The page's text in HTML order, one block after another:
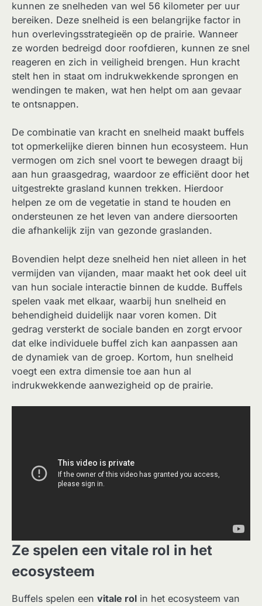
kunnen ze snelheden van wel 56 kilometer per uur
bereiken. Deze snelheid is een belangrijke factor in
hun overlevingsstrategieën op de prairie. Wanneer
ze worden bedreigd door roofdieren, kunnen ze snel
reageren en zich in veiligheid brengen. Hun kracht
stelt hen in staat om indrukwekkende sprongen en
wendingen te maken, wat hen helpt om aan gevaar
te ontsnappen.
De combinatie van kracht en snelheid maakt buffels
tot opmerkelijke dieren binnen hun ecosysteem. Hun
vermogen om zich snel voort te bewegen draagt bij
aan hun graasgedrag, waardoor ze efficiënt door het
uitgestrekte grasland kunnen trekken. Hierdoor
helpen ze om de vegetatie in stand te houden en
ondersteunen ze het leven van andere diersoorten
die afhankelijk zijn van gezonde graslanden.
Bovendien helpt deze snelheid hen niet alleen in het
vermijden van vijanden, maar maakt het ook deel uit
van hun sociale interactie binnen de kudde. Buffels
spelen vaak met elkaar, waarbij hun snelheid en
behendigheid duidelijk naar voren komen. Dit
gedrag versterkt de sociale banden en zorgt ervoor
dat elke individuele buffel zich kan aanpassen aan
de dynamiek van de groep. Kortom, hun snelheid
voegt een extra dimensie toe aan hun al
indrukwekkende aanwezigheid op de prairie.
Ze spelen een vitale rol in het
ecosysteem
Buffels spelen een vitale rol in het ecosysteem van